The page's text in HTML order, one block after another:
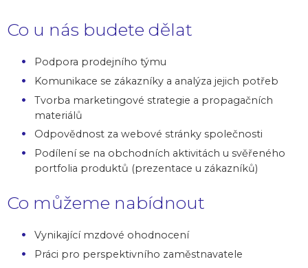
Co u nás budete dělat
Podpora prodejního týmu
Komunikace se zákazníky a analýza jejich potřeb
Tvorba marketingové strategie a propagačních
materiálů
Odpovědnost za webové stránky společnosti
Podílení se na obchodních aktivitách u svěřeného
portfolia produktů (prezentace u zákazníků)
Co můžeme nabídnout
Vynikající mzdové ohodnocení
Práci pro perspektivního zaměstnavatele